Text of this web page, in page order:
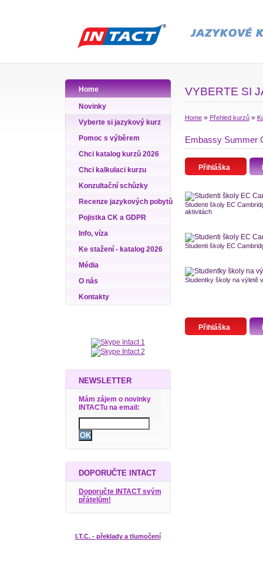
Home
Novinky
Vyberte si jazykový kurz
Pomoc s výběrem
Chci katalog kurzů 2026
Chci kalkulaci kurzu
Konzultační schůzky
Recenze jazykových pobytů
Pojistka CK a GDPR
Info, víza
Ke stažení - katalog 2026
Média
O nás
Kontakty
NEWSLETTER
Mám zájem o novinky
INTACTu na email:
DOPORUČTE INTACT
Doporučte INTACT svým
přátelům!
I.T.C. - překlady a tlumočení
VYBERTE SI
Home» Přehled kurzů»
Embassy Summer
Přihláška
Studenti školy EC
aktivitách
Studenti školy EC
Studentky školy na výletě
Přihláška